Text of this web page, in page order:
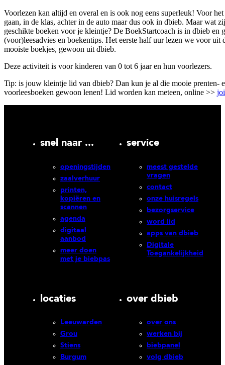
Voorlezen kan altijd en overal en is ook nog eens superleuk! Voor het
gaan, in de klas, achter in de auto maar dus ook in dbieb. Maar wat
geschikte boeken voor je kleintje? De BoekStartcoach is in dbieb en
(voor)leesadvies en boekentips. Het eerste half uur lezen we voor uit
mooiste boekjes, gewoon uit dbieb.
Deze activiteit is voor kinderen van 0 tot 6 jaar en hun voorlezers.
Tip: is jouw kleintje lid van dbieb? Dan kun je al die mooie prenten-
voorleesboeken gewoon lenen! Lid worden kan meteen, online >>
snel naar ...
openingstijden
zaalverhuur
printen,
kopiëren en
scannen
agenda
digitaal
aanbod
meer doen
met je biebpas
service
meest gestelde
vragen
contact
onze huisregels
bezorgservice
word lid
apps van dbieb
Digitale
Toegankelijkheid
locaties
Leeuwarden
Grou
Stiens
Burgum
over dbieb
over ons
werken bij
biebpanel
volg dbieb